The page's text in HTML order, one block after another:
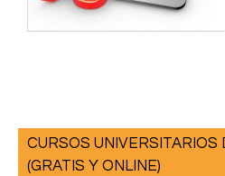
CURSOS
(GRATIS Y ONLINE)